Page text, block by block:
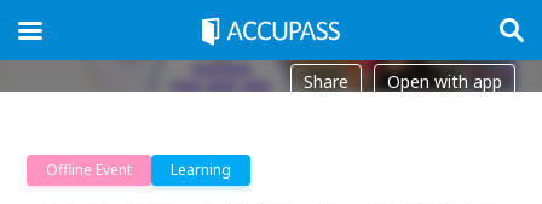
Share Open with app
Offline Event Learning